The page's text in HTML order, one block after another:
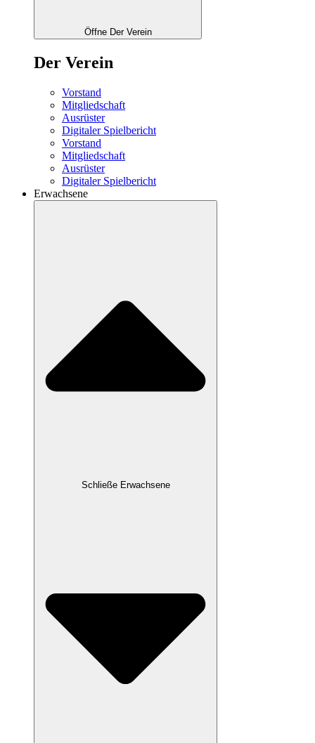
Öffne Der Verein
Der Verein
Vorstand
Mitgliedschaft
Ausrüster
Digitaler Spielbericht
Vorstand
Mitgliedschaft
Ausrüster
Digitaler Spielbericht
Erwachsene
Schließe Erwachsene